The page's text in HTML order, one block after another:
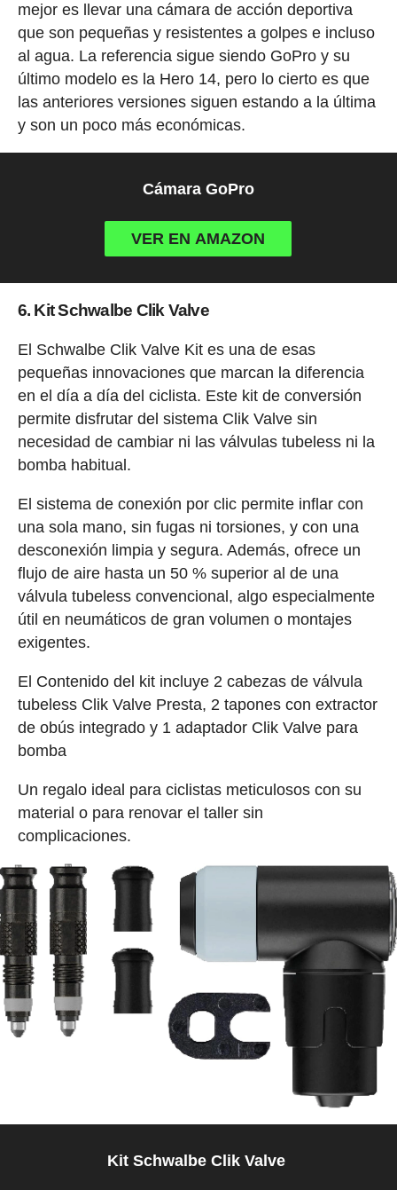
mejor es llevar una cámara de acción deportiva
que son pequeñas y resistentes a golpes e incluso
al agua. La referencia sigue siendo GoPro y su
último modelo es la Hero 14, pero lo cierto es que
las anteriores versiones siguen estando a la última
y son un poco más económicas.
Cámara GoPro
VER EN AMAZON
6. Kit Schwalbe Clik Valve
El Schwalbe Clik Valve Kit es una de esas
pequeñas innovaciones que marcan la diferencia
en el día a día del ciclista. Este kit de conversión
permite disfrutar del sistema Clik Valve sin
necesidad de cambiar ni las válvulas tubeless ni la
bomba habitual.
El sistema de conexión por clic permite inflar con
una sola mano, sin fugas ni torsiones, y con una
desconexión limpia y segura. Además, ofrece un
flujo de aire hasta un 50 % superior al de una
válvula tubeless convencional, algo especialmente
útil en neumáticos de gran volumen o montajes
exigentes.
El Contenido del kit incluye 2 cabezas de válvula
tubeless Clik Valve Presta, 2 tapones con extractor
de obús integrado y 1 adaptador Clik Valve para
bomba
Un regalo ideal para ciclistas meticulosos con su
material o para renovar el taller sin
complicaciones.
Kit Schwalbe Clik Valve